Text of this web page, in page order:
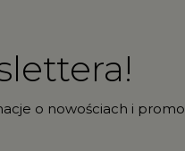
o nowościach i